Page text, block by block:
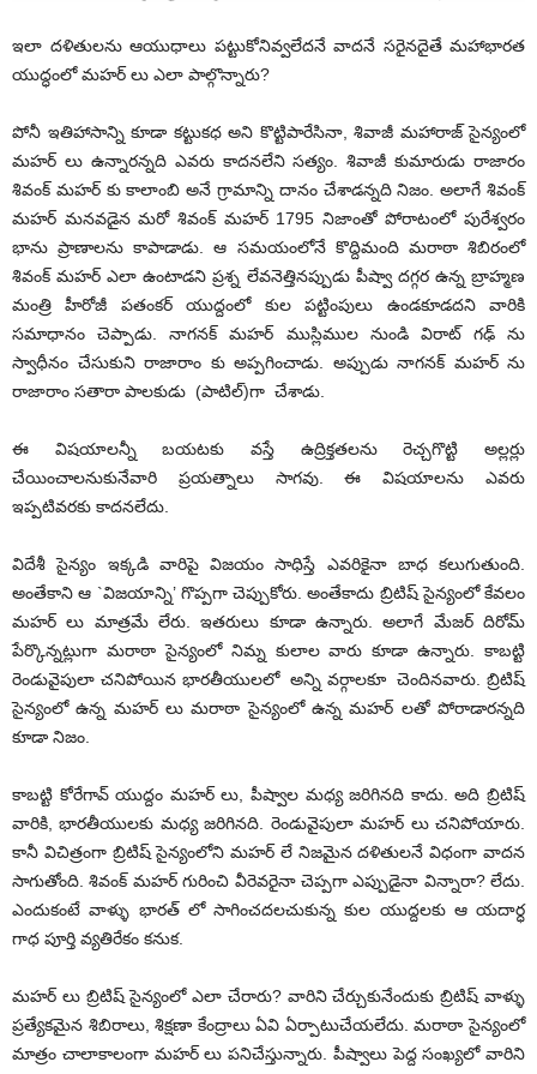
ఇలా దళితులను ఆయుధాలు పట్టుకోనివ్వలేదనే వాదనే సరైనదైతే మహాభారత
యుద్ధంలో మహర్ లు ఎలా పాల్గొన్నారు?
పోనీ ఇతిహాసాన్ని కూడా కట్టుకధ అని కొట్టిపారేసినా, శివాజీ మహారాజ్ సైన్యంలో
మహర్ లు ఉన్నారన్నది ఎవరు కాదనలేని సత్యం. శివాజీ కుమారుడు రాజారం
శివంక్ మహర్ కు కాలాంబి అనే గ్రామాన్ని దానం చేశాడన్నది నిజం. అలాగే శివంక్
మహర్ మనవడైన మరో శివంక్ మహర్ 1795 నిజాంతో పోరాటంలో పురేశ్వరం
భాను ప్రాణాలను కాపాడాడు. ఆ సమయంలోనే కొద్దిమంది మరాఠా శిబిరంలో
శివంక్ మహర్ ఎలా ఉంటాడని ప్రశ్న లేవనెత్తినప్పుడు పీష్వా దగ్గర ఉన్న బ్రాహ్మణ
మంత్రి హీరోజీ పతంకర్ యుద్దంలో కుల పట్టింపులు ఉండకూడదని వారికి
సమాధానం చెప్పాడు. నాగనక్ మహర్ ముస్లిముల నుండి విరాట్ గఢ్ ను
స్వాధీనం చేసుకుని రాజారాం కు అప్పగించాడు. అప్పుడు నాగనక్ మహర్ ను
రాజారాం సతారా పాలకుడు (పాటిల్)గా చేశాడు.
ఈ విషయాలన్నీ బయటకు వస్తే ఉద్రిక్తతలను రెచ్చగొట్టి అల్లర్లు
చేయించాలనుకునేవారి ప్రయత్నాలు సాగవు. ఈ విషయాలను ఎవరు
ఇప్పటివరకు కాదనలేదు.
విదేశీ సైన్యం ఇక్కడి వారిపై విజయం సాధిస్తే ఎవరికైనా బాధ కలుగుతుంది.
అంతేకాని ఆ `విజయాన్ని’ గొప్పగా చెప్పుకోరు. అంతేకాదు బ్రిటిష్ సైన్యంలో కేవలం
మహర్ లు మాత్రమే లేరు. ఇతరులు కూడా ఉన్నారు. అలాగే మేజర్ దిరోమ్
పేర్కొన్నట్లుగా మరాఠా సైన్యంలో నిమ్న కులాల వారు కూడా ఉన్నారు. కాబట్టి
రెండువైపులా చనిపోయిన భారతీయులలో అన్ని వర్గాలకూ చెందినవారు. బ్రిటిష్
సైన్యంలో ఉన్న మహర్ లు మరాఠా సైన్యంలో ఉన్న మహర్ లతో పోరాడారన్నది
కూడా నిజం.
కాబట్టి కోరేగావ్ యుద్దం మహర్ లు, పీష్వాల మధ్య జరిగినది కాదు. అది బ్రిటిష్
వారికి, భారతీయులకు మధ్య జరిగినది. రెండువైపులా మహర్ లు చనిపోయారు.
కానీ విచిత్రంగా బ్రిటిష్ సైన్యంలోని మహర్ లే నిజమైన దళితులనే విధంగా వాదన
సాగుతోంది. శివంక్ మహర్ గురించి వీరెవరైనా చెప్పగా ఎప్పుడైనా విన్నారా? లేదు.
ఎందుకంటే వాళ్ళు భారత్ లో సాగించదలచుకున్న కుల యుద్దలకు ఆ యదార్ధ
గాధ పూర్తి వ్యతిరేకం కనుక.
మహర్ లు బ్రిటిష్ సైన్యంలో ఎలా చేరారు? వారిని చేర్చుకునేందుకు బ్రిటిష్ వాళ్ళు
ప్రత్యేకమైన శిబిరాలు, శిక్షణా కేంద్రాలు ఏవి ఏర్పాటుచేయలేదు. మరాఠా సైన్యంలో
మాత్రం చాలాకాలంగా మహర్ లు పనిచేస్తున్నారు. పీష్వాలు పెద్ద సంఖ్యలో వారిని